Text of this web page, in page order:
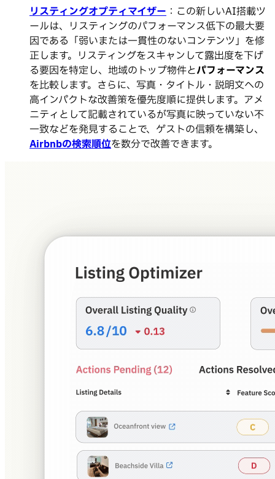
リスティングオプティマイザー ：この新しいAI搭載ツ
ールは、リスティングのパフォーマンス低下の最大要
因である「弱いまたは一貫性のないコンテンツ」を修
正します。リスティングをスキャンして露出度を下げ
る要因を特定し、地域のトップ物件とパフォーマンス
を比較します。さらに、写真・タイトル・説明文への
高インパクトな改善策を優先度順に提供します。アメ
ニティとして記載されているが写真に映っていない不
一致などを発見することで、ゲストの信頼を構築し、
Airbnbの検索順位を数分で改善できます。